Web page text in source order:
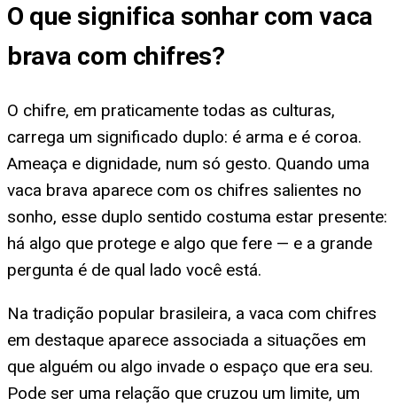
O que significa sonhar com vaca
brava com chifres?
O chifre, em praticamente todas as culturas,
carrega um significado duplo: é arma e é coroa.
Ameaça e dignidade, num só gesto. Quando uma
vaca brava aparece com os chifres salientes no
sonho, esse duplo sentido costuma estar presente:
há algo que protege e algo que fere — e a grande
pergunta é de qual lado você está.
Na tradição popular brasileira, a vaca com chifres
em destaque aparece associada a situações em
que alguém ou algo invade o espaço que era seu.
Pode ser uma relação que cruzou um limite, um